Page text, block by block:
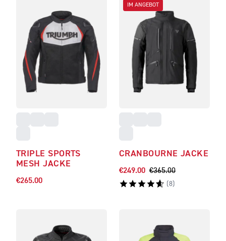
TRIPLE SPORTS
MESH JACKE
€265.00
IM ANGEBOT
CRANBOURNE JACKE
€249.00 €365.00
(8)